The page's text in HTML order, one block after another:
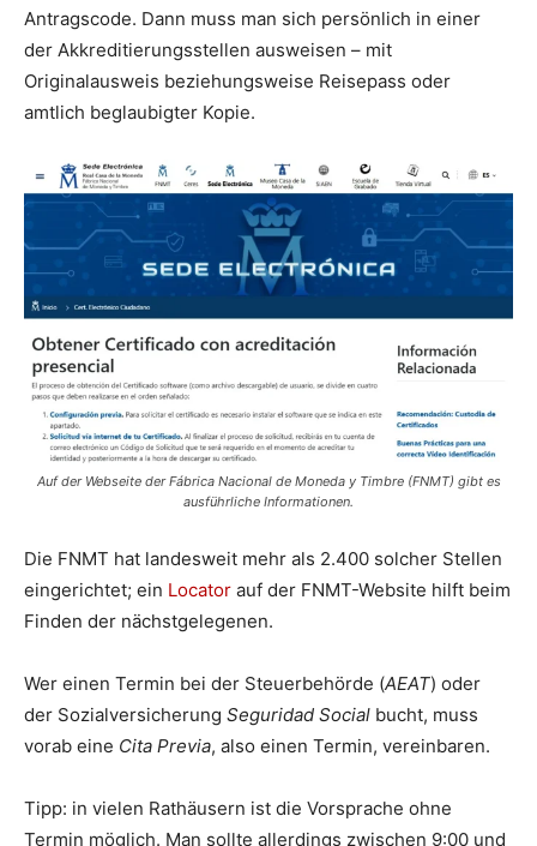
Antragscode. Dann muss man sich persönlich in einer
der Akkreditierungsstellen ausweisen – mit
Originalausweis beziehungsweise Reisepass oder
amtlich beglaubigter Kopie.
Auf der Webseite der Fábrica Nacional de Moneda y Timbre (FNMT) gibt es
ausführliche Informationen.
Die FNMT hat landesweit mehr als 2.400 solcher Stellen
eingerichtet; ein Locator auf der FNMT-Website hilft beim
Finden der nächstgelegenen.
Wer einen Termin bei der Steuerbehörde (AEAT) oder
der Sozialversicherung Seguridad Social bucht, muss
vorab eine Cita Previa, also einen Termin, vereinbaren.
Tipp: in vielen Rathäusern ist die Vorsprache ohne
Termin möglich. Man sollte allerdings zwischen 9:00 und